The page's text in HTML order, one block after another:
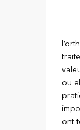
ou
ont